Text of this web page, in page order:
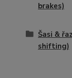
brakes)
Šasi &
shifting)